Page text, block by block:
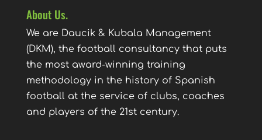
About Us.
We are Daucik & Kubala Management
(DKM), the football consultancy that puts
the most award-winning training
methodology in the history of Spanish
football at the service of clubs, coaches
and players of the 21st century.